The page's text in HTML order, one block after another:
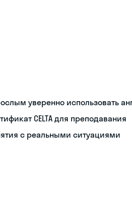
уверенно использовать
CELTA для преподавания
с реальными ситуациями